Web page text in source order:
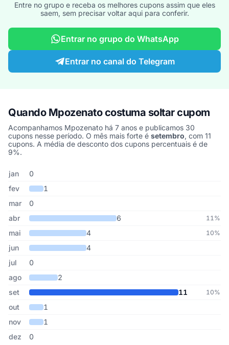
Entre no grupo e receba os melhores cupons assim que eles
saem, sem precisar voltar aqui para conferir.
Entrar no grupo do WhatsApp
Entrar no canal do Telegram
Quando Mpozenato costuma soltar cupom
Acompanhamos Mpozenato há 7 anos e publicamos 30
cupons nesse período. O mês mais forte é setembro, com 11
cupons. A média de desconto dos cupons percentuais é de
9%.
Cupons de Mpozenato publicados por mês, somando os últimos
Mês Cupons publicados
jan
0
fev
1
mar
0
abr
6 11%
mai 4 10%
jun
4
jul
0
ago
2
set
11 10%
out
1
nov
1
dez
0